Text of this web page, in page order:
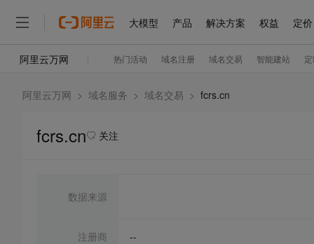
阿里云万网 > 域名服务 > 域名交易 > fcrs.cn
fcrs.cn 关注
数据来源
注册商 --